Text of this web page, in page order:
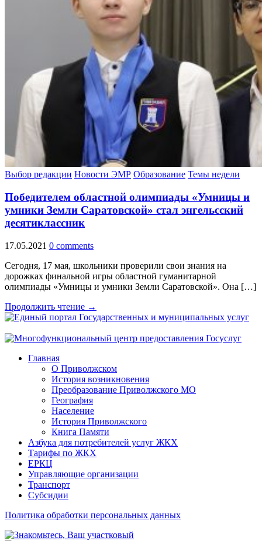
Выбор редакции Новости ЭМР Образование Темы недели
Победителем областной олимпиады «Умницы и
умники Земли Саратовской» стал энгельсский
десятиклассник
17.05.2021 0 comments
Сегодня, 17 мая, школьники проверили свои знания на
дорожках финальной игры областной гуманитарной
олимпиады «Умницы и умники Земли Саратовской». Она […]
Продолжить чтение →
Главная
О Приволжском
История возникновения
Преобразование Приволжского МО
География
Население
История Приволжского
Книга Памяти
Азбука для потребителей услуг ЖКХ
Тарифы по ЖКХ
ЕРКЦ
Управляющие организации
Транспорт
Субсидии
Политика обработки персональных данных